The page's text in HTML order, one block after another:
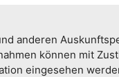
anderen
können mit
eingesehen